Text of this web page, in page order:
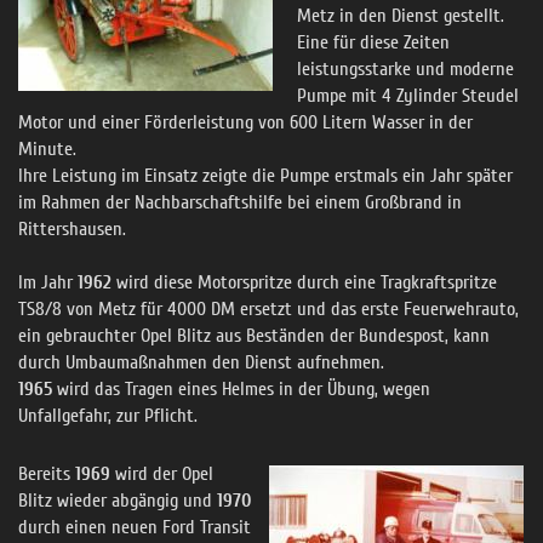
Metz in den Dienst gestellt.
Eine für diese Zeiten
leistungsstarke und moderne
Pumpe mit 4 Zylinder Steudel
Motor und einer Förderleistung von 600 Litern Wasser in der
Minute.
Ihre Leistung im Einsatz zeigte die Pumpe erstmals ein Jahr später
im Rahmen der Nachbarschaftshilfe bei einem Großbrand in
Rittershausen.
Im Jahr1962 wird diese Motorspritze durch eine Tragkraftspritze
TS8/8 von Metz für 4000 DM ersetzt und das erste Feuerwehrauto,
ein gebrauchter Opel Blitz aus Beständen der Bundespost, kann
durch Umbaumaßnahmen den Dienst aufnehmen.
1965 wird das Tragen eines Helmes in der Übung, wegen
Unfallgefahr, zur Pflicht.
Bereits 1969 wird der Opel
Blitz wieder abgängig und 1970
durch einen neuen Ford Transit